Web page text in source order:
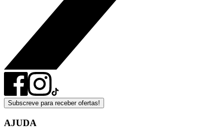
Subscreve para receber ofertas!
AJUDA